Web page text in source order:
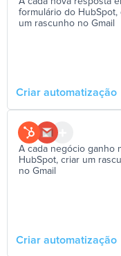
formulário do HubSpot,
um rascunho no Gmail
Criar automatização
A cada negócio ganho
HubSpot, criar um
no Gmail
Criar automatização